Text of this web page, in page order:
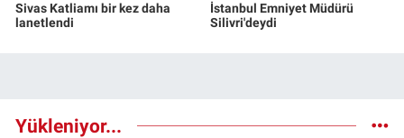
Sivas Katliamı bir kez daha
lanetlendi
İstanbul Emniyet Müdürü
Silivri'deydi
Yükleniyor...